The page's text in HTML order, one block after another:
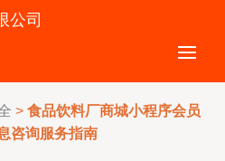
公司
> 食品饮料厂商城小程序会员
咨询服务指南